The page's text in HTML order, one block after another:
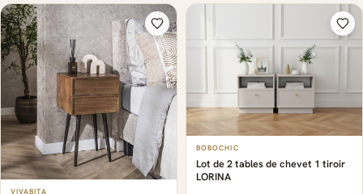
VIVABITA
BOBOCHIC
Lot de 2 tables de chevet 1 tiroir
LORINA